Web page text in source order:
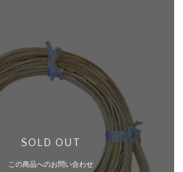
SOLD OUT
この商品へのお問い合わせ